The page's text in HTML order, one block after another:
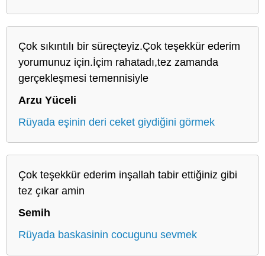
Çok sıkıntılı bir süreçteyiz.Çok teşekkür ederim
yorumunuz için.İçim rahatadı,tez zamanda
gerçekleşmesi temennisiyle
Arzu Yüceli
Rüyada eşinin deri ceket giydiğini görmek
Çok teşekkür ederim inşallah tabir ettiğiniz gibi
tez çıkar amin
Semih
Rüyada baskasinin cocugunu sevmek